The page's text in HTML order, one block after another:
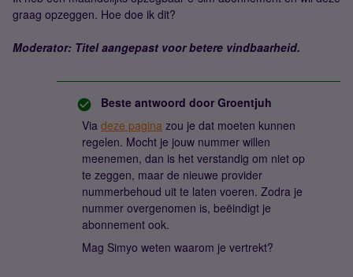
graag opzeggen. Hoe doe ik dit?
Moderator: Titel aangepast voor betere vindbaarheid.
Beste antwoord door Groentjuh
Via deze pagina zou je dat moeten kunnen
regelen. Mocht je jouw nummer willen
meenemen, dan is het verstandig om niet op
te zeggen, maar de nieuwe provider
nummerbehoud uit te laten voeren. Zodra je
nummer overgenomen is, beëindigt je
abonnement ook.
Mag Simyo weten waarom je vertrekt?